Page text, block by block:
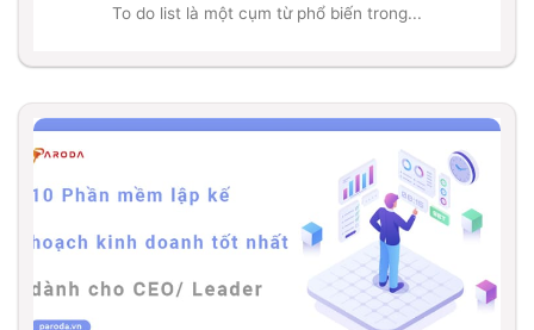
To do list là một cụm từ phổ biến trong...